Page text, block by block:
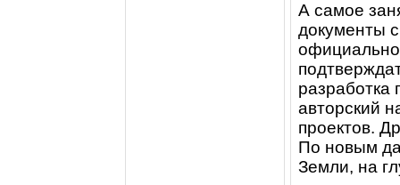
А самое
документы
разработка
авторский
проектов.
По новым
Земли, на